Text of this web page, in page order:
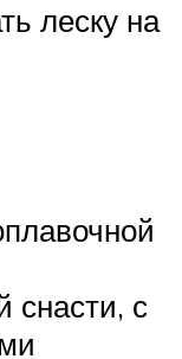
леску на
снасти, с